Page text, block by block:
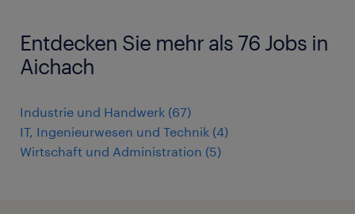
Entdecken Sie mehr als 76 Jobs in
Aichach
Industrie und Handwerk (67)
IT, Ingenieurwesen und Technik (4)
Wirtschaft und Administration (5)